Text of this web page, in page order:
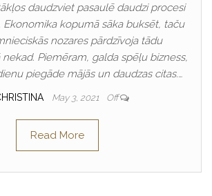
daudzviet pasaulē daudzi procesi
Ekonomika kopumā sāka buksēt, taču
nozares pārdzīvoja tādu
Piemēram, galda spēļu bizness,
piegāde mājās un daudzas citas.…
May 3, 2021 Off
Read More